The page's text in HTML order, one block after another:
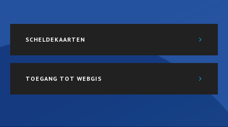
SCHELDEKAARTEN
TOEGANG TOT WEBGIS